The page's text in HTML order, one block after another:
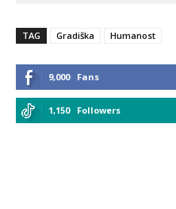
TAG Gradiška Humanost
9,000 Fans
1,150 Followers